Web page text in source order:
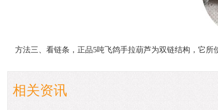
方法三、看链条，正品5吨飞鸽手拉葫芦为双链结构，它所
相关资讯